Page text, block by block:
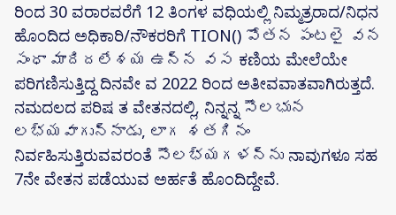
ರಿಂದ 30 ವರಾರವರೆಗೆ 12 ತಿಂಗಳ ವಧಿಯಲ್ಲಿ ನಿಮ್ಮತ್ರರಾದ/ನಿಧನ
ಹೊಂದಿದ ಅಧಿಕಾರಿ/ನೌಕರರಿಗೆ TION() పోతన పంటలై వన
సంధా మాదిదలేశయ ఉన్న వస ಕಣಿಯ ಮೇಲೆಯೇ
ಪರಿಗಣಿಸುತ್ತಿದ್ದ ದಿನವೇ ವ 2022 ರಿಂದ ಅತೀವವಾತವಾಗಿರುತ್ತದೆ.
ನಮದಲದ ಪರಿಷ ತ ವೇತನದಲ್ಲಿ, ನಿನ್ನನ್ನ సౌలభున
లభ్యవాగున్నాడు, లాగ శతగినం
ನಿರ್ವಹಿಸುತ್ತಿರುವವರಂತೆ సౌలభ్యగళన్ను ನಾವುಗಳೂ ಸಹ
7ನೇ ವೇತನ ಪಡೆಯುವ ಅರ್ಹತೆ ಹೊಂದಿದ್ದೇವೆ.